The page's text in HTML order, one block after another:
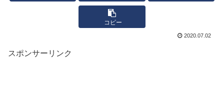
コピー
2020.07.02
スポンサーリンク